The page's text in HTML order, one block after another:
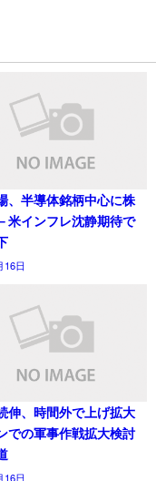
、半導体銘柄中心に株
米インフレ沈静期待で
16日
伸、時間外で上げ拡大
での軍事作戦拡大検討
16日